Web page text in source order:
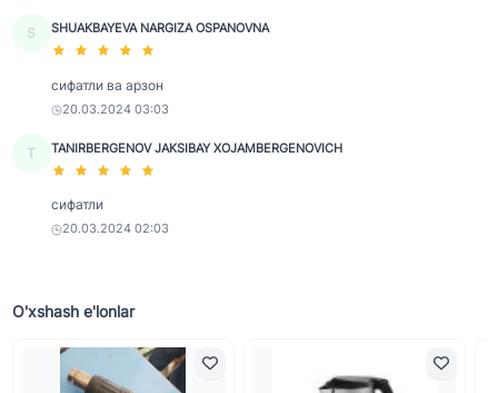
S SHUAKBAYEVA NARGIZA OSPANOVNA
сифатли ва арзон
20.03.2024 03:03
T TANIRBERGENOV JAKSIBAY XOJAMBERGENOVICH
сифатли
20.03.2024 02:03
O'xshash e'lonlar